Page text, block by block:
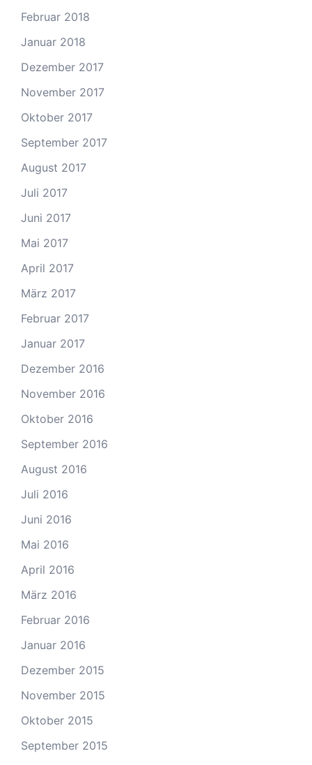
Februar 2018
Januar 2018
Dezember 2017
November 2017
Oktober 2017
September 2017
August 2017
Juli 2017
Juni 2017
Mai 2017
April 2017
März 2017
Februar 2017
Januar 2017
Dezember 2016
November 2016
Oktober 2016
September 2016
August 2016
Juli 2016
Juni 2016
Mai 2016
April 2016
März 2016
Februar 2016
Januar 2016
Dezember 2015
November 2015
Oktober 2015
September 2015